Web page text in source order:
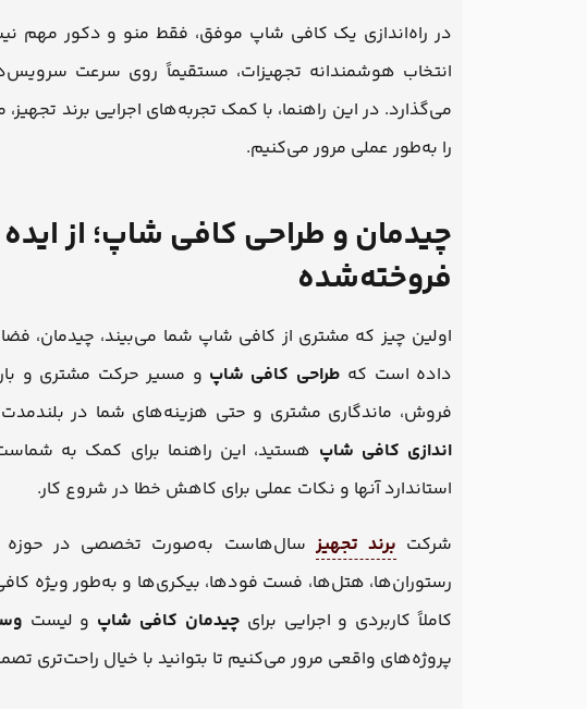
در راه‌اندازی یک کافی شاپ موفق، فقط منو و دکور مهم
انتخاب هوشمندانه تجهیزات، مستقیماً روی سرعت
می‌گذارد. در این راهنما، با کمک تجربه‌های اجرایی برند
را به‌طور عملی مرور می‌کنیم.
چیدمان و طراحی کافی شاپ؛ از ایده
فروخته‌شده
اولین چیز که مشتری از کافی شاپ شما می‌بیند، چیدمان،
داده است که طراحی کافی شاپ و مسیر حرکت مشتری و
فروش، ماندگاری مشتری و حتی هزینه‌های شما در بلندمدت
اندازی کافی شاپ هستید، این راهنما برای کمک به
استاندارد آنها و نکات عملی برای کاهش خطا در شروع کار.
شرکت برند تجهیزسال‌هاست به‌صورت تخصصی در حوزه
رستوران‌ها، هتل‌ها، فست فودها، بیکری‌ها و به‌طور ویژه
کاملاً کاربردی و اجرایی برایچیدمان کافی شاپ و لیست
پروژه‌های واقعی مرور می‌کنیم تا بتوانید با خیال راحت‌تری